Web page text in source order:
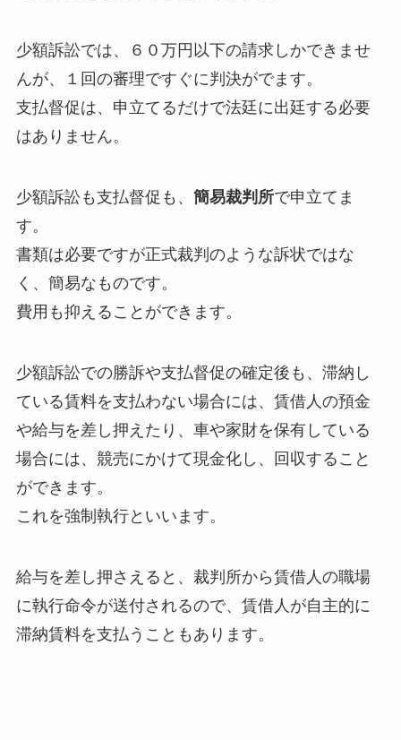
少額訴訟では、６０万円以下の請求しかできませ
んが、１回の審理ですぐに判決がでます。
支払督促は、申立てるだけで法廷に出廷する必要
はありません。
少額訴訟も支払督促も、 簡易裁判所で申立てま
す。
書類は必要ですが正式裁判のような訴状ではな
く、簡易なものです。
費用も抑えることができます。
少額訴訟での勝訴や支払督促の確定後も、滞納し
ている賃料を支払わない場合には、賃借人の預金
や給与を差し押えたり、車や家財を保有している
場合には、競売にかけて現金化し、回収すること
ができます。
これを強制執行といいます。
給与を差し押さえると、裁判所から賃借人の職場
に執行命令が送付されるので、賃借人が自主的に
滞納賃料を支払うこともあります。